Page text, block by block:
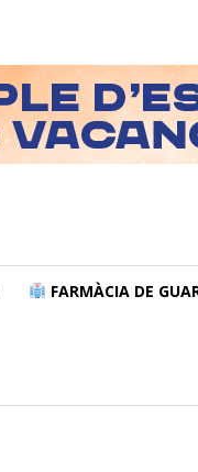
FARMÀCIA DE